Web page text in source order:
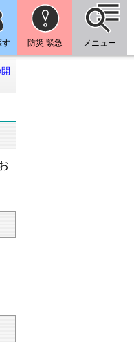
す 防災 緊急 メニュー